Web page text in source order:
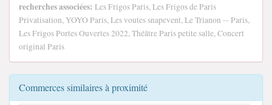
recherches associées: Les Frigos Paris, Les Frigos de Paris
Privatisation, YOYO Paris, Les voutes snapevent, Le Trianon -- Paris,
Les Frigos Portes Ouvertes 2022, Théâtre Paris petite salle, Concert
original Paris
Commerces similaires à proximité